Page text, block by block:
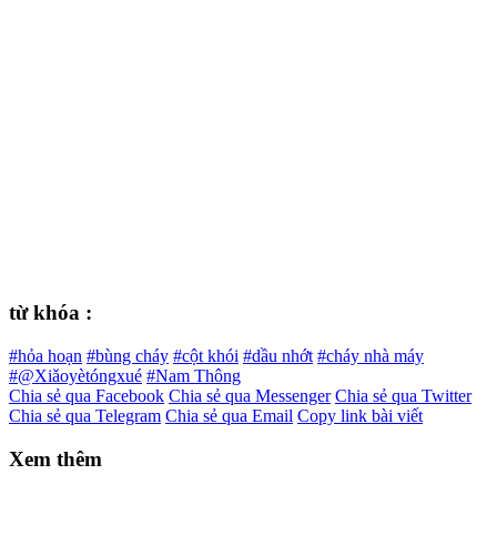
từ khóa :
#hỏa hoạn #bùng cháy #cột khói #dầu nhớt #cháy nhà máy
#@Xiǎoyètóngxué #Nam Thông
Chia sẻ qua Facebook Chia sẻ qua Messenger Chia sẻ qua Twitter
Chia sẻ qua Telegram Chia sẻ qua Email Copy link bài viết
Xem thêm